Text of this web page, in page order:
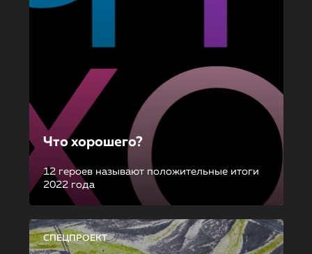
Что хорошего?
12 героев называют положительные итоги
2022 года
СПЕЦПРОЕКТ